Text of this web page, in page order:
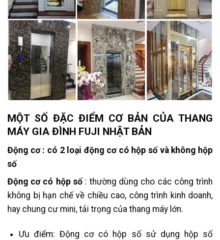
MỘT SỐ ĐẶC ĐIỂM CƠ BẢN CỦA THANG
MÁY GIA ĐÌNH FUJI NHẬT BẢN
Động cơ : có 2 loại động cơ có hộp số và không hộp
số
Động cơ có hộp số: thường dùng cho các công trình
không bị hạn chế về chiều cao, công trình kinh doanh,
hay chung cư mini, tải trọng của thang máy lớn.
Ưu điểm: Động cơ có hộp số sử dụng hộp số